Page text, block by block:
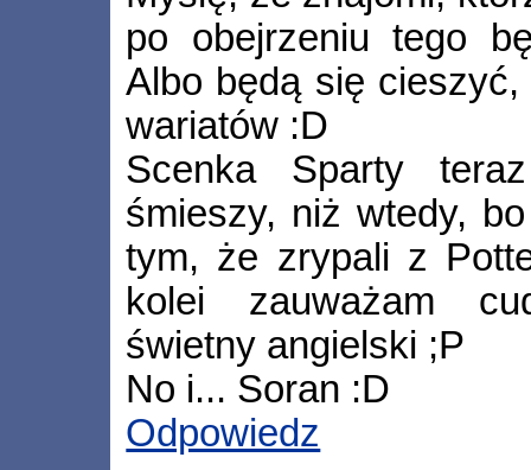
po obejrzeniu tego
Albo będą się
wariatów :D
Scenka Sparty
śmieszy, niż wtedy,
tym, że zrypali z
kolei zauważam
świetny angielski ;P
No i... Soran :D
Odpowiedz